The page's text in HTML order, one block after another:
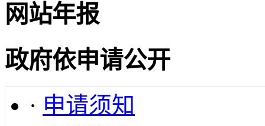
网站年报
政府依申请公开
· 申请须知